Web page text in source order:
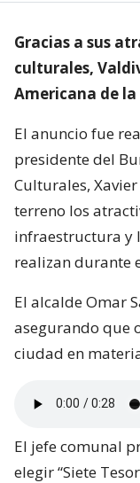
Gracias a sus
culturales,
Americana de
El anuncio fue
presidente del
Culturales,
terreno los
infraestructura y
realizan durante
El alcalde Omar
asegurando que
ciudad en
El jefe comunal
elegir “Siete